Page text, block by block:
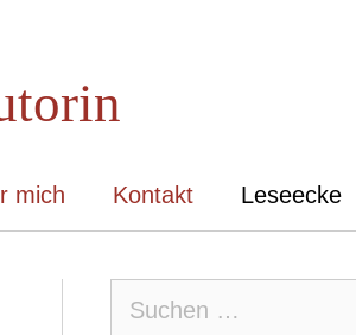
mich Kontakt Leseecke
nach: